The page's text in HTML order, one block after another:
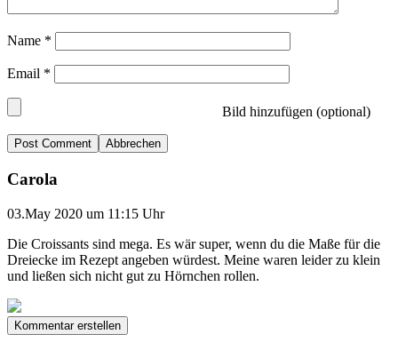
Name *
Email *
Bild hinzufügen (optional)
Abbrechen
Carola
03.May 2020 um 11:15 Uhr
Die Croissants sind mega. Es wär super, wenn du die Maße für die
Dreiecke im Rezept angeben würdest. Meine waren leider zu klein
und ließen sich nicht gut zu Hörnchen rollen.
Kommentar erstellen